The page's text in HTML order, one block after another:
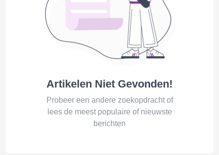
Artikelen Niet Gevonden!
Probeer een andere zoekopdracht of
lees de meest populaire of nieuwste
berichten